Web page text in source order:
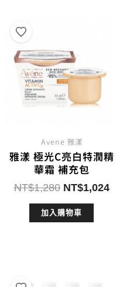
Avene 雅漾
雅漾 極光C亮白特潤精
華霜 補充包
NT$1,280 原
始
價
NT$1,024目
加入購物車